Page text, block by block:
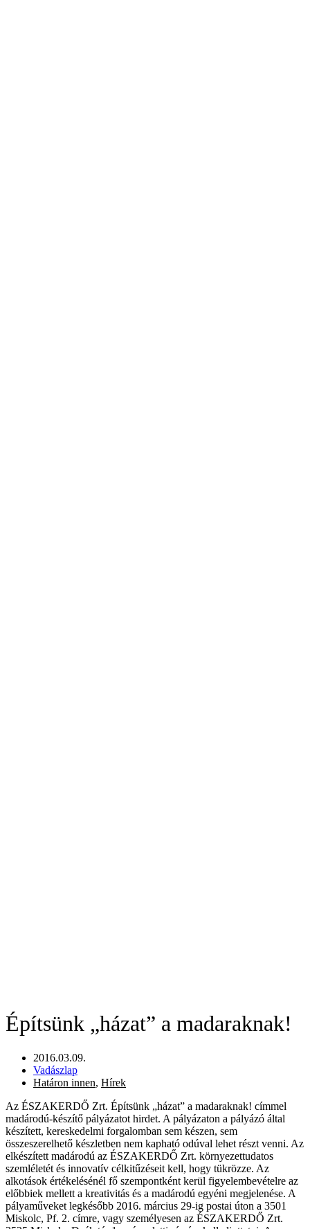
Építsünk „házat” a madaraknak!
2016.03.09.
Vadászlap
Határon innen, Hírek
Az ÉSZAKERDŐ Zrt. Építsünk „házat” a madaraknak! címmel
madárodú-készítő pályázatot hirdet. A pályázaton a pályázó által
készített, kereskedelmi forgalomban sem készen, sem
összeszerelhető készletben nem kapható odúval lehet részt venni. Az
elkészített madárodú az ÉSZAKERDŐ Zrt. környezettudatos
szemléletét és innovatív célkitűzéseit kell, hogy tükrözze. Az
alkotások értékelésénél fő szempontként kerül figyelembevételre az
előbbiek mellett a kreativitás és a madárodú egyéni megjelenése. A
pályaműveket legkésőbb 2016. március 29-ig postai úton a 3501
Miskolc, Pf. 2. címre, vagy személyesen az ÉSZAKERDŐ Zrt.